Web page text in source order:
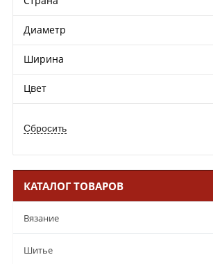
Диаметр
Ширина
Цвет
КАТАЛОГ ТОВАРОВ
Вязание
Шитье